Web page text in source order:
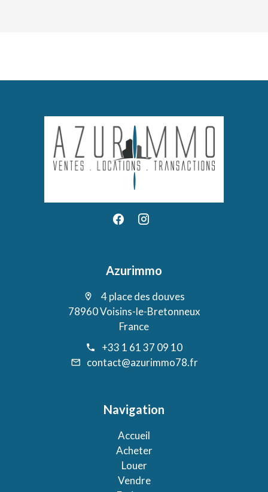
Azurimmo
4 place des douves
78960 Voisins-le-Bretonneux
France
+33 1 61 37 09 10
contact@azurimmo78.fr
Navigation
Accueil
Acheter
Louer
Vendre